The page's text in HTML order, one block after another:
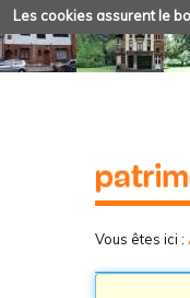
Les cookies assurent le
Vous êtes ici :